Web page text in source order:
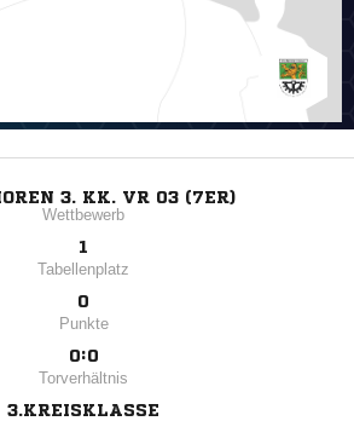
3. KK. VR 03 (7ER)
Wettbewerb
1
Tabellenplatz
0
Punkte
0:0
Torverhältnis
3.KREISKLASSE